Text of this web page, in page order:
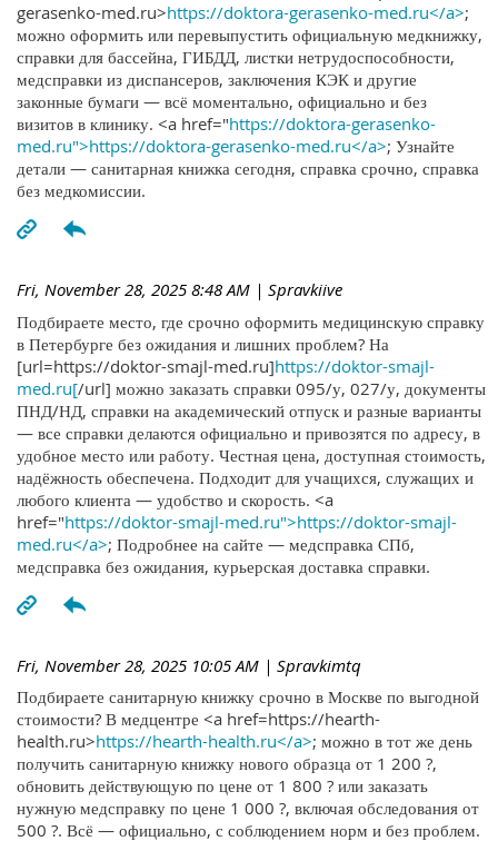
gerasenko-med.ru>https://doktora-gerasenko-med.ru</a>;
можно оформить или перевыпустить официальную медкнижку,
справки для бассейна, ГИБДД, листки нетрудоспособности,
медсправки из диспансеров, заключения КЭК и другие
законные бумаги — всё моментально, официально и без
визитов в клинику. <a href="https://doktora-gerasenko-
med.ru">https://doktora-gerasenko-med.ru</a>; Узнайте
детали — санитарная книжка сегодня, справка срочно, справка
без медкомиссии.
Fri, November 28, 2025 8:48 AM | Spravkiive
Подбираете место, где срочно оформить медицинскую справку
в Петербурге без ожидания и лишних проблем? На
[url=https://doktor-smajl-med.ru]https://doktor-smajl-
med.ru[/url] можно заказать справки 095/у, 027/у, документы
ПНД/НД, справки на академический отпуск и разные варианты
— все справки делаются официально и привозятся по адресу, в
удобное место или работу. Честная цена, доступная стоимость,
надёжность обеспечена. Подходит для учащихся, служащих и
любого клиента — удобство и скорость. <a
href="https://doktor-smajl-med.ru">https://doktor-smajl-
med.ru</a>; Подробнее на сайте — медсправка СПб,
медсправка без ожидания, курьерская доставка справки.
Fri, November 28, 2025 10:05 AM | Spravkimtq
Подбираете санитарную книжку срочно в Москве по выгодной
стоимости? В медцентре <a href=https://hearth-
health.ru>https://hearth-health.ru</a>; можно в тот же день
получить санитарную книжку нового образца от 1 200 ?,
обновить действующую по цене от 1 800 ? или заказать
нужную медсправку по цене 1 000 ?, включая обследования от
500 ?. Всё — официально, с соблюдением норм и без проблем.